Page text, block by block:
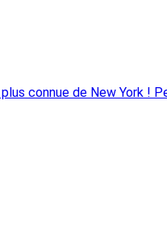
connue de New York !